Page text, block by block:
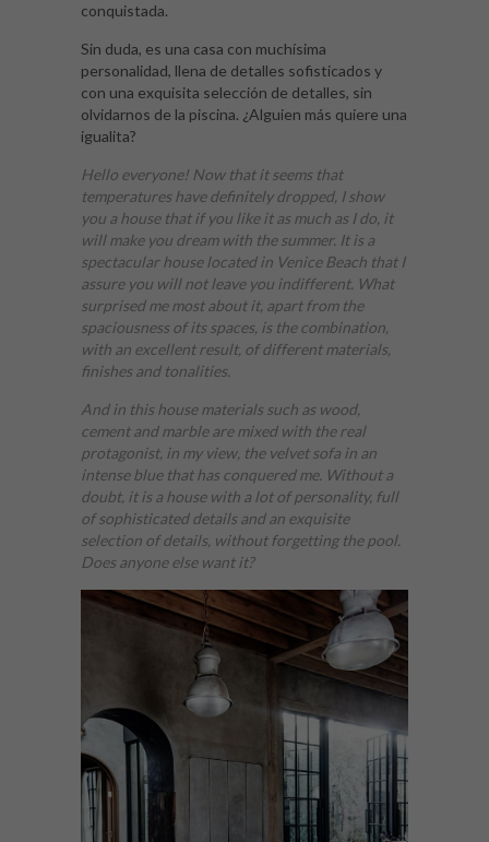
conquistada.
Sin duda, es una casa con muchísima
personalidad, llena de detalles sofisticados y
con una exquisita selección de detalles, sin
olvidarnos de la piscina. ¿Alguien más quiere una
igualita?
Hello everyone! Now that it seems that
temperatures have definitely dropped, I show
you a house that if you like it as much as I do, it
will make you dream with the summer. It is a
spectacular house located in Venice Beach that I
assure you will not leave you indifferent. What
surprised me most about it, apart from the
spaciousness of its spaces, is the combination,
with an excellent result, of different materials,
finishes and tonalities.
And in this house materials such as wood,
cement and marble are mixed with the real
protagonist, in my view, the velvet sofa in an
intense blue that has conquered me. Without a
doubt, it is a house with a lot of personality, full
of sophisticated details and an exquisite
selection of details, without forgetting the pool.
Does anyone else want it?